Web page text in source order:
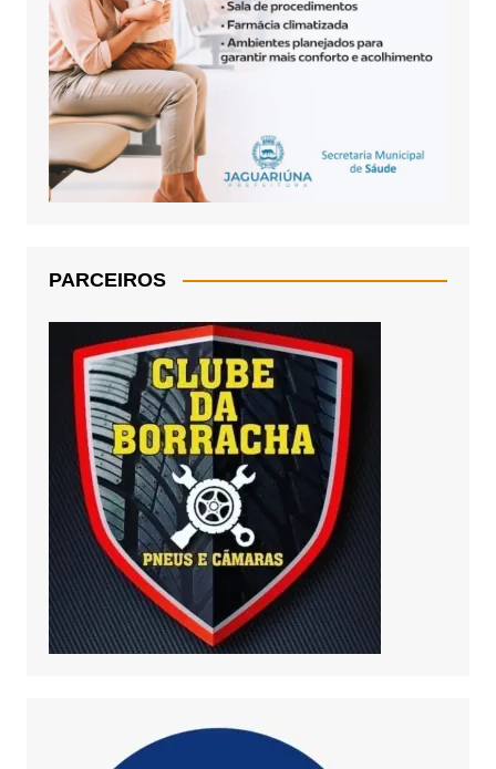
PARCEIROS